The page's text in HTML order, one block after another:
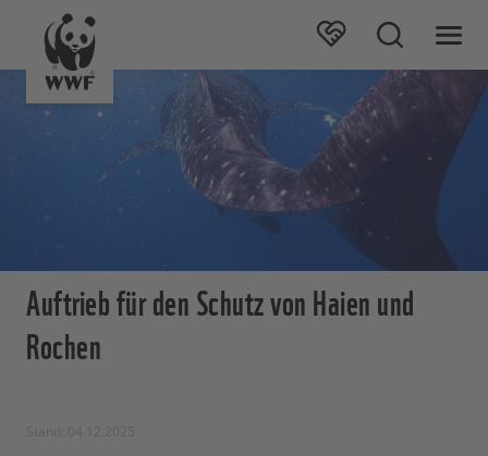
Auftrieb für den Schutz von Haien und
Rochen